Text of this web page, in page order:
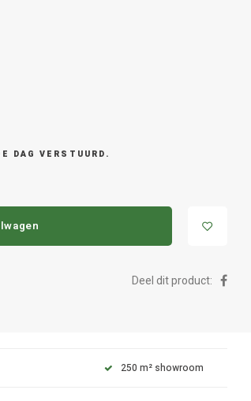
DAG VERSTUURD.
Deel dit product:
250 m² showroom